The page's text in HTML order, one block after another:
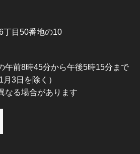
丁目50番地の10
午前8時45分から午後5時15分まで
3日を除く）
なる場合があります